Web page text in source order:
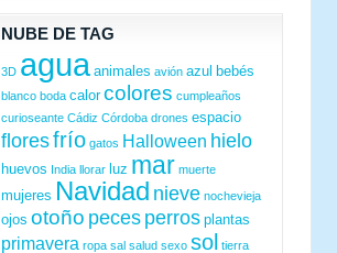
NUBE DE TAG
3D agua animales avión azul bebés
blanco boda calor colores cumpleaños
curioseante Cádiz Córdoba drones espacio
floresfrío gatos Halloween hielo
huevos India llorar luz mar muerte
mujeres Navidad nieve nochevieja
ojos otoño peces perros plantas
primavera ropa sal salud sexo sol tierra